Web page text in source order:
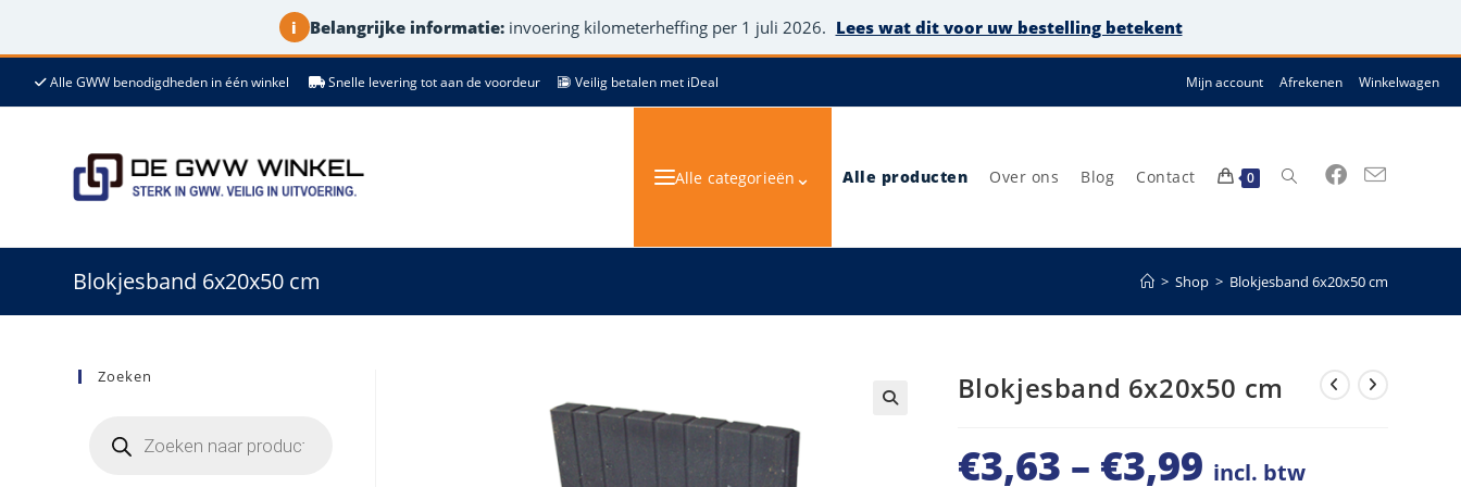
i Belangrijke informatie:invoering kilometerheffing per 1 juli 2026. Lees wat dit voor uw bestelling betekent
Mijn account Afrekenen Winkelwagen
Alle GWW benodigdheden in één winkel Snelle levering tot aan de voordeur Veilig betalen met iDeal
Alle categorieën ⌄ Alle producten Over ons Blog Contact 0 Toggle
site
Blokjesband 6x20x50 cm > Shop > Blokjesband 6x20x50 cm
Blokjesband 6x20x50 cm
€3,63 – €3,99Prijsklasse:
incl. btw
Zoeken
zoeken